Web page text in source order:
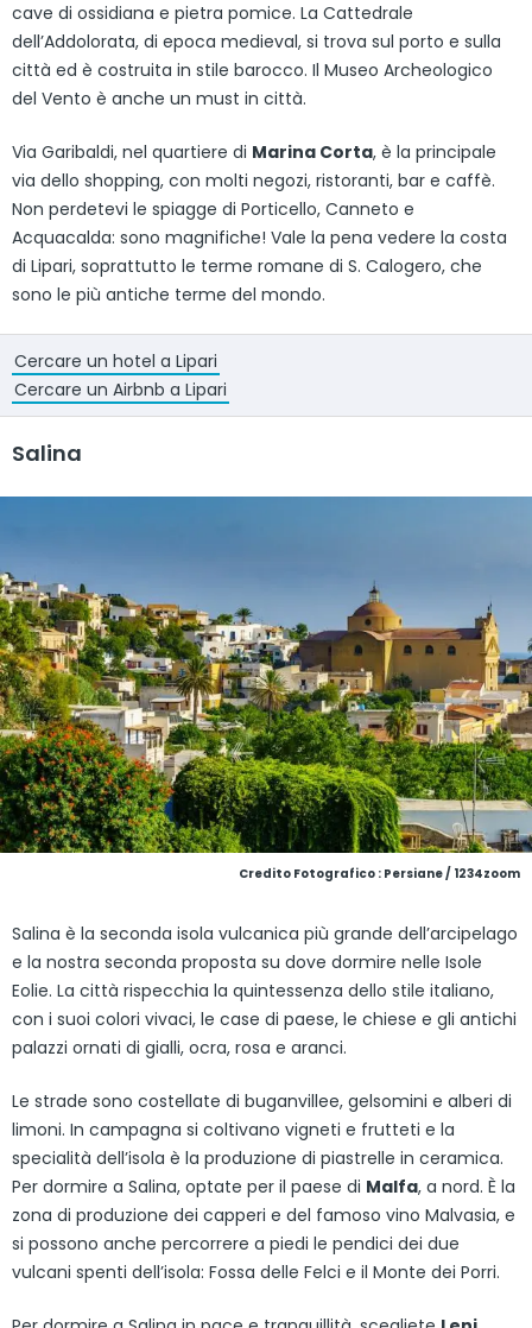
cave di ossidiana e pietra pomice. La Cattedrale
dell’Addolorata, di epoca medieval, si trova sul porto e sulla
città ed è costruita in stile barocco. Il Museo Archeologico
del Vento è anche un must in città.
Via Garibaldi, nel quartiere di Marina Corta, è la principale
via dello shopping, con molti negozi, ristoranti, bar e caffè.
Non perdetevi le spiagge di Porticello, Canneto e
Acquacalda: sono magnifiche! Vale la pena vedere la costa
di Lipari, soprattutto le terme romane di S. Calogero, che
sono le più antiche terme del mondo.
Cercare un hotel a Lipari
Cercare un Airbnb a Lipari
Salina
Credito Fotografico : Persiane / 1234zoom
Salina è la seconda isola vulcanica più grande dell’arcipelago
e la nostra seconda proposta su dove dormire nelle Isole
Eolie. La città rispecchia la quintessenza dello stile italiano,
con i suoi colori vivaci, le case di paese, le chiese e gli antichi
palazzi ornati di gialli, ocra, rosa e aranci.
Le strade sono costellate di buganvillee, gelsomini e alberi di
limoni. In campagna si coltivano vigneti e frutteti e la
specialità dell’isola è la produzione di piastrelle in ceramica.
Per dormire a Salina, optate per il paese di Malfa, a nord. È la
zona di produzione dei capperi e del famoso vino Malvasia, e
si possono anche percorrere a piedi le pendici dei due
vulcani spenti dell’isola: Fossa delle Felci e il Monte dei Porri.